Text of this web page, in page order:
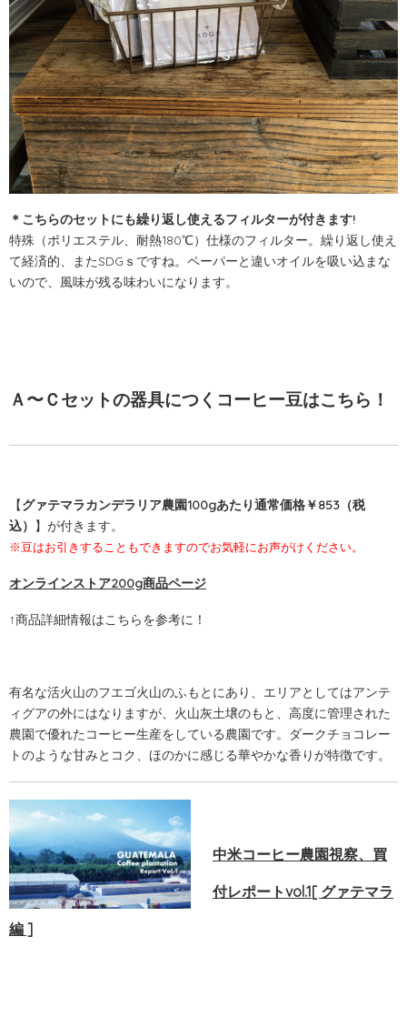
＊こちらのセットにも繰り返し使えるフィルターが付きます!
特殊（ポリエステル、耐熱180℃）仕様のフィルター。繰り返し使え
て経済的、またSDG ｓですね。ペーパーと違いオイルを吸い込まな
いので、風味が残る味わいになります。
Ａ〜Ｃセットの器具につくコーヒー豆はこちら！
【グァテマラカンデラリア農園100gあたり通常価格￥853（税
込） 】が付きます。
※豆はお引きすることもできますのでお気軽にお声がけください。
オンラインストア200g商品ページ
↑商品詳細情報はこちらを参考に！
有名な活火山のフエゴ火山のふもとにあり、エリアとしてはアンテ
ィグアの外にはなりますが、火山灰土壌のもと、高度に管理された
農園で優れたコーヒー生産をしている農園です。ダークチョコレー
トのような甘みとコク、ほのかに感じる華やかな香りが特徴です。
中米コーヒー農園視察、買
付レポートvol.1[ グァテマラ
編 ]